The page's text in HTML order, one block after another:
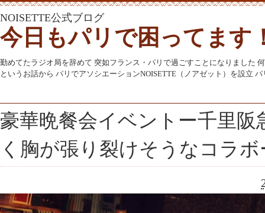
NOISETTE公式ブログ
今日もパリで困ってます
勤めてたラジオ局を辞めて 突如フランス・パリで過ごすことになりました
というお話から パリでアソシエーションNOISETTE（ノアゼット）を設立
豪華晩餐会イベントー千里
く胸が張り裂けそうなコラボ